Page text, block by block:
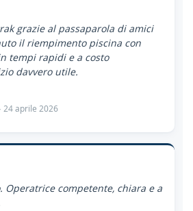
grazie al passaparola di amici
il riempimento piscina con
tempi rapidi e a costo
davvero utile.
24 aprile 2026
Operatrice competente, chiara e a